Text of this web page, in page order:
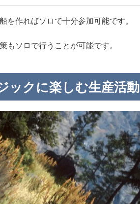
作ればソロで十分参加可能です。
もソロで行うことが可能です。
ックに楽しむ生産活動